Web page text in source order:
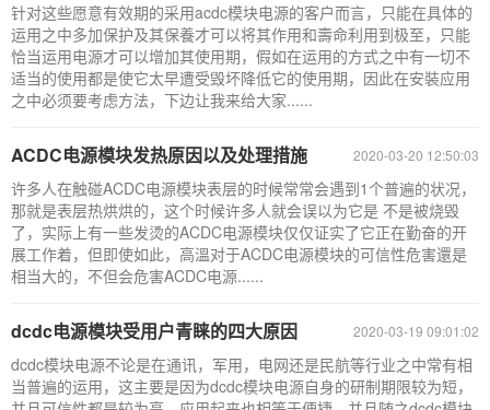
针对这些愿意有效期的采用acdc模块电源的客户而言，只能在具体的
运用之中多加保护及其保養才可以将其作用和壽命利用到极至，只能
恰当运用电源才可以增加其使用期，假如在运用的方式之中有一切不
适当的使用都是使它太早遭受毁坏降低它的使用期，因此在安裝应用
之中必须要考虑方法，下边让我来给大家......
2020-03-20 12:50:03
ACDC电源模块发热原因以及处理措施
许多人在触碰ACDC电源模块表层的时候常常会遇到1个普遍的状况，
那就是表层热烘烘的，这个时候许多人就会误以为它是 不是被烧毁
了，实际上有一些发烫的ACDC电源模块仅仅证实了它正在勤奋的开
展工作着，但即使如此，高溫对于ACDC电源模块的可信性危害還是
相当大的，不但会危害ACDC电源......
2020-03-19 09:01:02
dcdc电源模块受用户青睐的四大原因
dcdc模块电源不论是在通讯，军用，电网还是民航等行业之中常有相
当普遍的运用，这主要是因为dcdc模块电源自身的研制期限较为短，